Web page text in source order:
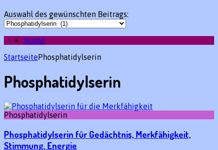
Auswahl des gewünschten Beitrags:
Home
StartseitePhosphatidylserin
Phosphatidylserin
Phosphatidylserin
Phosphatidylserin für Gedächtnis, Merkfähigkeit,
Stimmung, Energie